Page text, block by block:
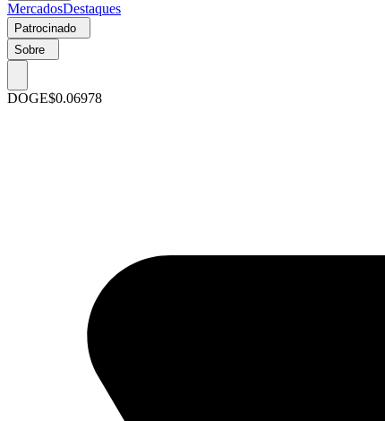
MercadosDestaques
Patrocinado
Sobre
DOGE$0.06978